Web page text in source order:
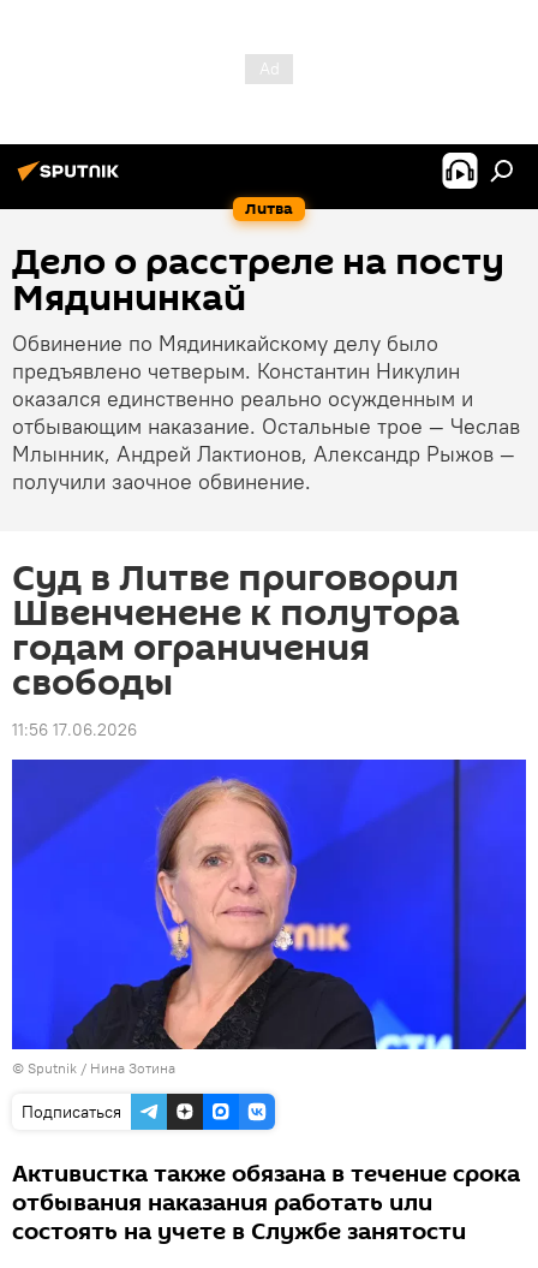
Литва
Дело о расстреле на посту
Мядининкай
Обвинение по Мядиникайскому делу было
предъявлено четверым. Константин Никулин
оказался единственно реально осужденным и
отбывающим наказание. Остальные трое — Чеслав
Млынник, Андрей Лактионов, Александр Рыжов —
получили заочное обвинение.
Суд в Литве приговорил
Швенченене к полутора
годам ограничения
свободы
11:56 17.06.2026
© Sputnik / Нина Зотина
Подписаться
Активистка также обязана в течение срока
отбывания наказания работать или
состоять на учете в Службе занятости